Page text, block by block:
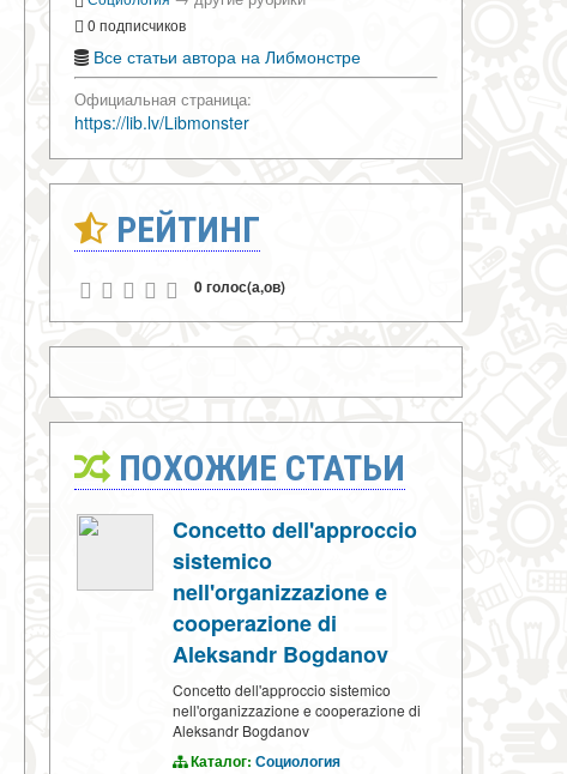
0 подписчиков
Все статьи автора на Либмонстре
Официальная страница:
https://lib.lv/Libmonster
РЕЙТИНГ
0 голос(а,ов)
ПОХОЖИЕ СТАТЬИ
Concetto dell'approccio
sistemico
nell'organizzazione e
cooperazione di
Aleksandr Bogdanov
Concetto dell'approccio sistemico
nell'organizzazione e cooperazione di
Aleksandr Bogdanov
Каталог: Социология